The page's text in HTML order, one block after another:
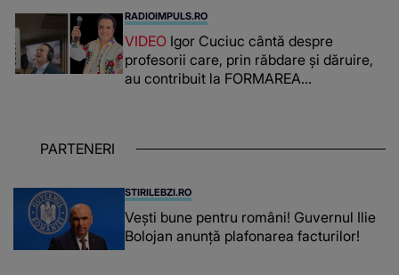
românca ucisă în Italia și ascunsă în
lada unui pat: " Îmi pare rău că nu am
reușit să fac mai mult pentru ea și..."
RADIOIMPULS.RO
VIDEO Igor Cuciuc cântă despre
profesorii care, prin răbdare și dăruire,
au contribuit la FORMAREA
chiar și după trecerea anilor: "De
PARTENERI
STIRILEBZI.RO
Vești bune pentru români! Guvernul Ilie
Bolojan anunță plafonarea facturilor!